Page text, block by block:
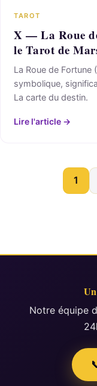
TAROT
X — La Roue
le Tarot de
La Roue de Fortune
symbolique,
La carte du destin.
Lire l'article →
1
Notre équipe